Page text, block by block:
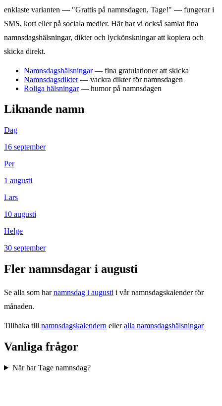
enklaste varianten — "Grattis på namnsdagen, Tage!" — fungerar i
SMS, kort eller på sociala medier. Här har vi också samlat fina
namnsdagshälsningar, dikter och lyckönskningar att kopiera och
skicka direkt.
Namnsdagshälsningar — fina gratulationer att skicka
Namnsdagsdikter— vackra dikter för namnsdagen
Roliga hälsningar— humor på namnsdagen
Liknande namn
Dag
16 september
Per
1 augusti
Lars
10 augusti
Helge
30 september
Fler namnsdagar i augusti
Se alla som har namnsdag i augusti i vår namnsdagskalender för
månaden.
Tillbaka till namnsdagskalendern elleralla namnsdagshälsningar
Vanliga frågor
När har Tage namnsdag?